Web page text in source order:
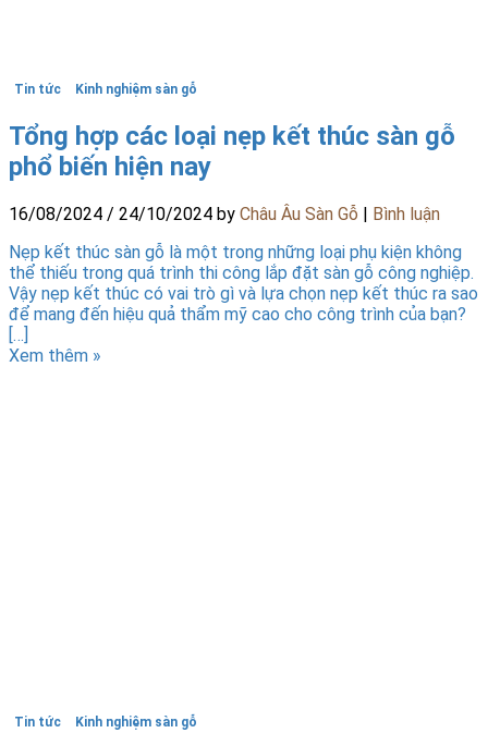
Tin tức Kinh nghiệm sàn gỗ
Tổng hợp các loại nẹp kết thúc sàn gỗ
phổ biến hiện nay
16/08/2024 / 24/10/2024 by Châu Âu Sàn Gỗ | Bình luận
Nẹp kết thúc sàn gỗ là một trong những loại phụ kiện không
thể thiếu trong quá trình thi công lắp đặt sàn gỗ công nghiệp.
Vậy nẹp kết thúc có vai trò gì và lựa chọn nẹp kết thúc ra sao
để mang đến hiệu quả thẩm mỹ cao cho công trình của bạn?
[…]
Xem thêm »
Tin tức Kinh nghiệm sàn gỗ